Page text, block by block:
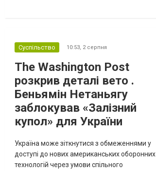
пожежа. Про те, що ціллю вибуху був Чайко,
Суспільство 10:53, 2 серпня
The Washington Post
розкрив деталі вето .
Беньямін Нетаньягу
заблокував «Залізний
купол» для України
Україна може зіткнутися з обмеженнями у
доступі до нових американських оборонних
технологій через умови спільного